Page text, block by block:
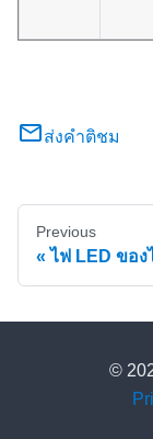
ส่งคำติชม
Previous
ไฟ LED ของ
©